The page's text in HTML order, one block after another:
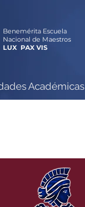
Benemérita Escuela
Nacional de Maestros
LUX PAX VIS
Académicas